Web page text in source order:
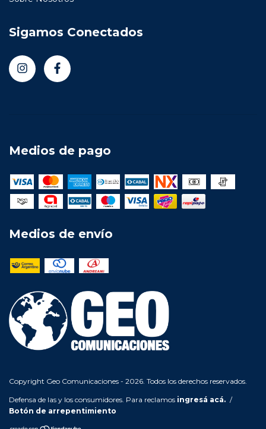
Sigamos Conectados
Medios de pago
Medios de envío
Copyright Geo Comunicaciones - 2026. Todos los derechos reservados.
Defensa de las y los consumidores. Para reclamos ingresá acá. /
Botón de arrepentimiento